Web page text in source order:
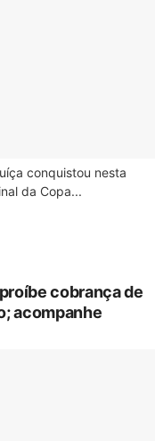
conquistou nesta
da Copa...
cobrança de
acompanhe